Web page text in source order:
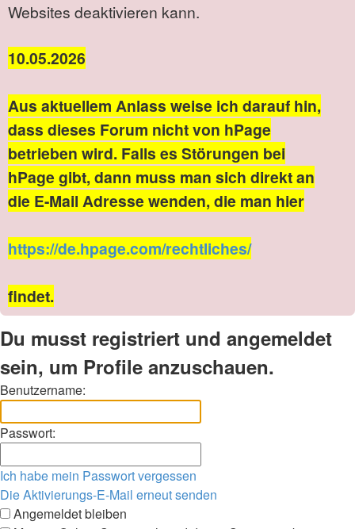
Websites deaktivieren kann.
10.05.2026
Aus aktuellem Anlass weise ich darauf hin,
dass dieses Forum nicht von hPage
betrieben wird. Falls es Störungen bei
hPage gibt, dann muss man sich direkt an
die E-Mail Adresse wenden, die man hier
https://de.hpage.com/rechtliches/
findet.
Du musst registriert und angemeldet
sein, um Profile anzuschauen.
Benutzername:
Passwort:
Ich habe mein Passwort vergessen
Die Aktivierungs-E-Mail erneut senden
Angemeldet bleiben